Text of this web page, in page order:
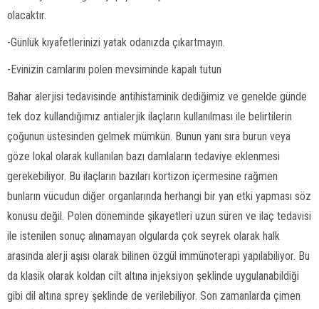
olacaktır.
-Günlük kıyafetlerinizi yatak odanızda çıkartmayın.
-Evinizin camlarını polen mevsiminde kapalı tutun
Bahar alerjisi tedavisinde antihistaminik dediğimiz ve genelde günde
tek doz kullandığımız antialerjik ilaçların kullanılması ile belirtilerin
çoğunun üstesinden gelmek mümkün. Bunun yanı sıra burun veya
göze lokal olarak kullanılan bazı damlaların tedaviye eklenmesi
gerekebiliyor. Bu ilaçların bazıları kortizon içermesine rağmen
bunların vücudun diğer organlarında herhangi bir yan etki yapması söz
konusu değil. Polen döneminde şikayetleri uzun süren ve ilaç tedavisi
ile istenilen sonuç alınamayan olgularda çok seyrek olarak halk
arasında alerji aşısı olarak bilinen özgül immünoterapi yapılabiliyor. Bu
da klasik olarak koldan cilt altına injeksiyon şeklinde uygulanabildiği
gibi dil altına sprey şeklinde de verilebiliyor. Son zamanlarda çimen